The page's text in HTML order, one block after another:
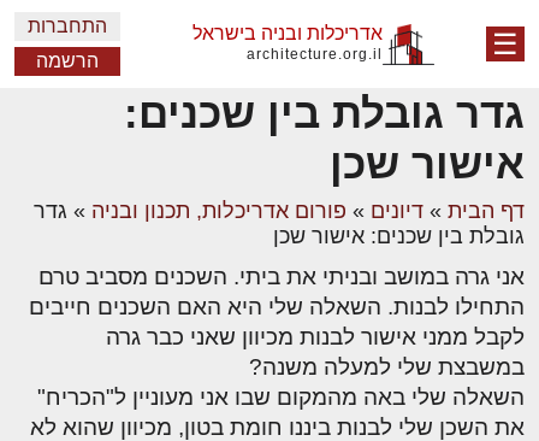
☰ אדריכלות ובניה בישראל
architecture.org.il
התחברות
הרשמה
גדר גובלת בין שכנים:
אישור שכן
דף הבית » דיונים » פורום אדריכלות, תכנון ובניה » גדר
גובלת בין שכנים: אישור שכן
אני גרה במושב ובניתי את ביתי. השכנים מסביב טרם
התחילו לבנות. השאלה שלי היא האם השכנים חייבים
לקבל ממני אישור לבנות מכיוון שאני כבר גרה
במשבצת שלי למעלה משנה?
השאלה שלי באה מהמקום שבו אני מעוניין ל"הכריח"
את השכן שלי לבנות ביננו חומת בטון, מכיוון שהוא לא